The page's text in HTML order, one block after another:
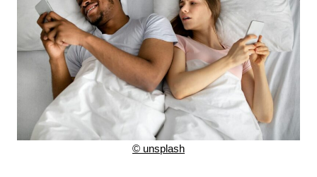
© unsplash